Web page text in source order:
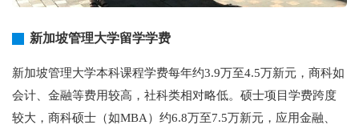
新加坡管理大学留学学费
新加坡管理大学本科课程学费每年约3.9万至4.5万新元，商科如
会计、金融等费用较高，社科类相对略低。硕士项目学费跨度
较大，商科硕士（如MBA）约6.8万至7.5万新元，应用金融、